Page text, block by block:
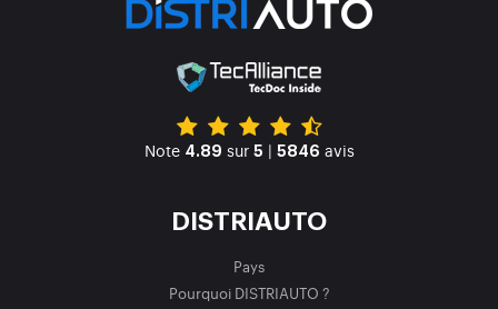
Note 4.89 sur 5 | 5846 avis
DISTRIAUTO
Pays
Pourquoi DISTRIAUTO ?